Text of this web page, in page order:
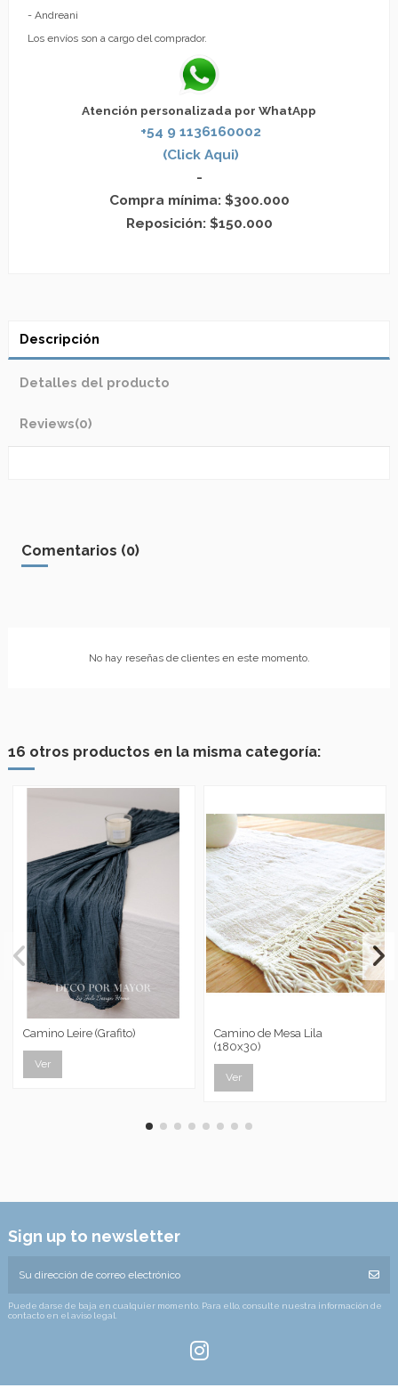
- Andreani
Los envíos son a cargo del comprador.
Atención personalizada por WhatApp
+54 9 1136160002
(Click Aqui)
-
Compra mínima: $300.000
Reposición: $150.000
Descripción
Detalles del producto
Reviews(0)
Comentarios (0)
No hay reseñas de clientes en este momento.
16 otros productos en la misma categoría:
Camino Leire (Grafito)
Ver
Camino de Mesa Lila
(180x30)
Ver
Sign up to newsletter
Puede darse de baja en cualquier momento. Para ello, consulte nuestra información de
contacto en el aviso legal.